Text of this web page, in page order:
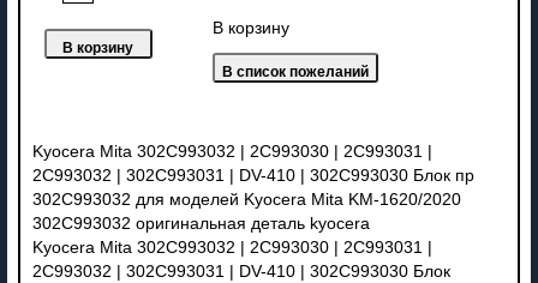
В корзину
Kyocera Mita 302C993032 | 2C993030 | 2C993031 |
2C993032 | 302C993031 | DV-410 | 302C993030 Блок пр
302C993032 для моделей Kyocera Mita KM-1620/2020
302C993032 оригинальная деталь kyocera
Kyocera Mita 302C993032 | 2C993030 | 2C993031 |
2C993032 | 302C993031 | DV-410 | 302C993030 Блок